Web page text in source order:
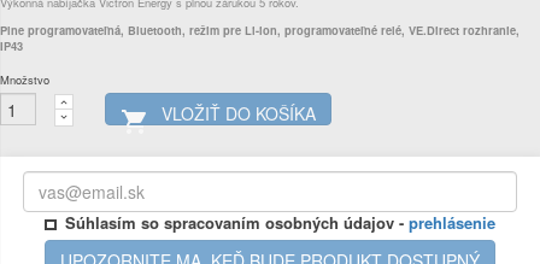
Plne programovateľná, Bluetooth, režim pre Li-ion, programovateľné relé, VE.Direct rozhranie,
IP43
Množstvo
 VLOŽIŤ DO KOŠÍKA
Súhlasím so spracovaním osobných údajov - prehlásenie